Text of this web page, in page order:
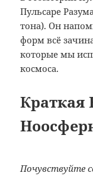
Пульсаре
тона). Он
форм всё
которые мы
космоса.
Краткая
Почувствуйте